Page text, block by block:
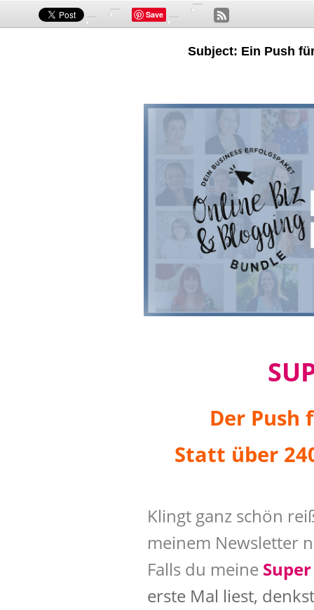
Save
Subject: Ein Push
Der Push
Statt über
Klingt ganz schön
meinem Newsletter
Falls du meine
erste Mal liest,